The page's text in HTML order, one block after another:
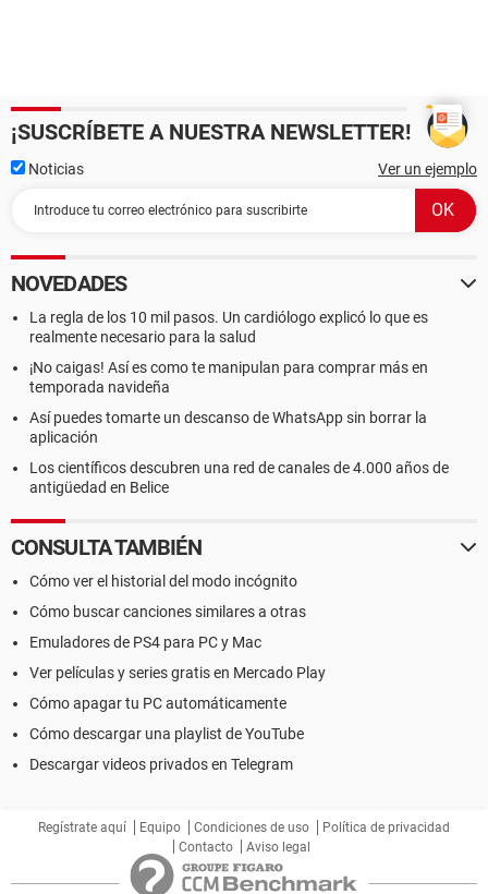
¡SUSCRÍBETE A NUESTRA NEWSLETTER!
Noticias Ver un ejemplo
NOVEDADES
La regla de los 10 mil pasos. Un cardiólogo explicó lo que es
realmente necesario para la salud
¡No caigas! Así es como te manipulan para comprar más en
temporada navideña
Así puedes tomarte un descanso de WhatsApp sin borrar la
aplicación
Los científicos descubren una red de canales de 4.000 años de
antigüedad en Belice
CONSULTA TAMBIÉN
Cómo ver el historial del modo incógnito
Cómo buscar canciones similares a otras
Emuladores de PS4 para PC y Mac
Ver películas y series gratis en Mercado Play
Cómo apagar tu PC automáticamente
Cómo descargar una playlist de YouTube
Descargar videos privados en Telegram
Regístrate aquí Equipo Condiciones de uso
Política de privacidad
Contacto
Aviso legal